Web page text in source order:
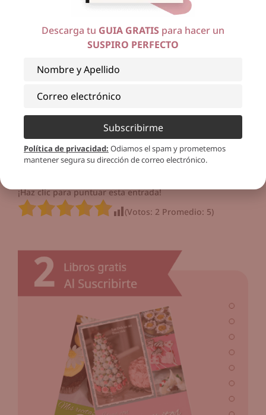
Bendiciones!
¡Haz clic para puntuar esta entrada!
(Votos: 2 Promedio: 5)
Descarga tu GUIA GRATIS para hacer un
SUSPIRO PERFECTO
Subscribirme
Política de privacidad: Odiamos el spam y prometemos
mantener segura su dirección de correo electrónico.